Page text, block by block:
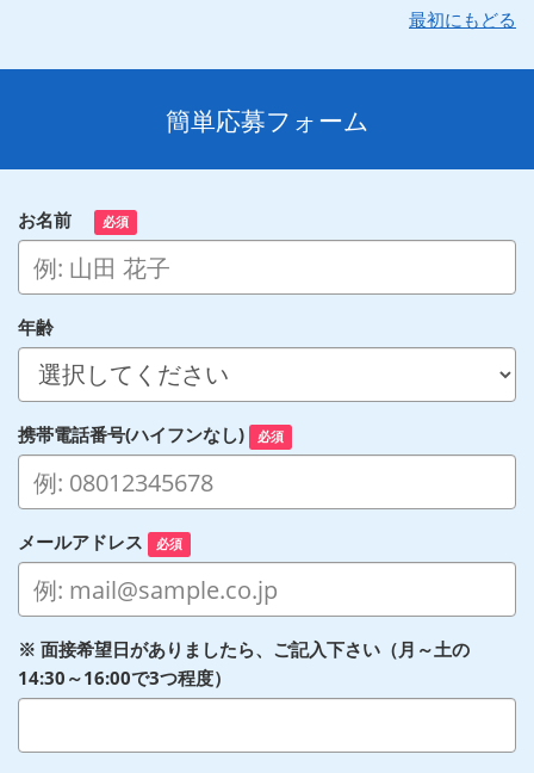
最初にもどる
簡単応募フォーム
お名前 必須
年齢
携帯電話番号(ハイフンなし) 必須
メールアドレス 必須
※ 面接希望日がありましたら、ご記入下さい（月～土の
14:30～16:00で3つ程度）